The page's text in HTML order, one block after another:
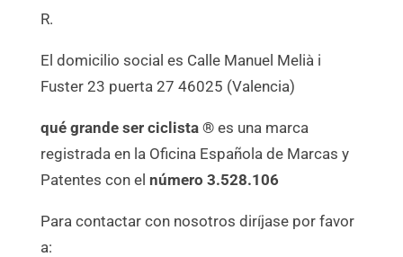
R.
El domicilio social es Calle Manuel Melià i
Fuster 23 puerta 27 46025 (Valencia)
qué grande ser ciclista ®es una marca
registrada en la Oficina Española de Marcas y
Patentes con el número 3.528.106
Para contactar con nosotros diríjase por favor
a: